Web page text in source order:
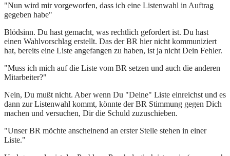
"Nun wird mir vorgeworfen, dass ich eine Listenwahl in Auftrag
gegeben habe"
Blödsinn. Du hast gemacht, was rechtlich gefordert ist. Du hast
einen Wahlvorschlag erstellt. Das der BR hier nicht kommuniziert
hat, bereits eine Liste angefangen zu haben, ist ja nicht Dein Fehler.
"Muss ich mich auf die Liste vom BR setzen und auch die anderen
Mitarbeiter?"
Nein, Du mußt nicht. Aber wenn Du "Deine" Liste einreichst und es
dann zur Listenwahl kommt, könnte der BR Stimmung gegen Dich
machen und versuchen, Dir die Schuld zuzuschieben.
"Unser BR möchte anscheinend an erster Stelle stehen in einer
Liste."